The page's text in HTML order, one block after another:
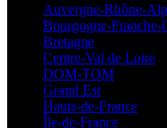
Auvergne-Rhône-
Bourgogne-Franche-
Bretagne
Centre-Val de Loire
DOM-TOM
Grand Est
Hauts-de-France
Île-de-France